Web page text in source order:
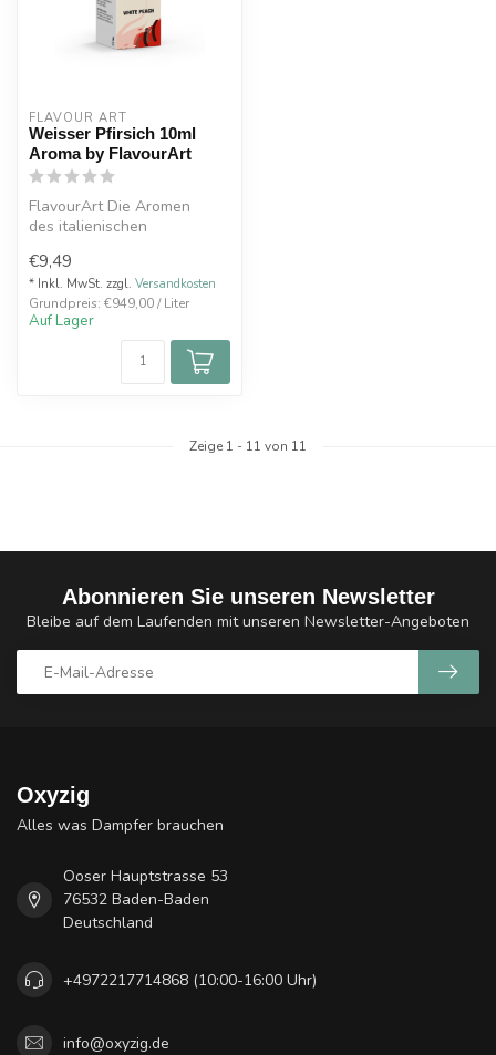
FLAVOUR ART
Weisser Pfirsich 10ml
Aroma by FlavourArt
FlavourArt Die Aromen
des italienischen
Art werden ko...
€9,49
* Inkl. MwSt. zzgl. Versandkosten
Grundpreis: €949,00 / Liter
Auf Lager
Zeige 1 - 11 von 11
Abonnieren Sie unseren Newsletter
Bleibe auf dem Laufenden mit unseren Newsletter-Angeboten
Oxyzig
Alles was Dampfer brauchen
Ooser Hauptstrasse 53
76532 Baden-Baden
Deutschland
+4972217714868 (10:00-16:00 Uhr)
info@oxyzig.de